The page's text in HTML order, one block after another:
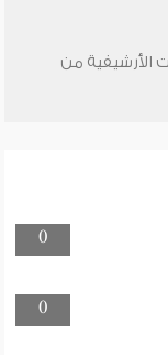
الأرشيفية من
0
0